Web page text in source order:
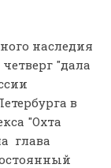
наследия
"дала
в
"Охта
глава